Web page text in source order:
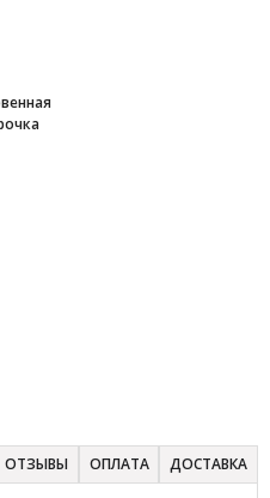
ОТЗЫВЫ ОПЛАТА ДОСТАВКА